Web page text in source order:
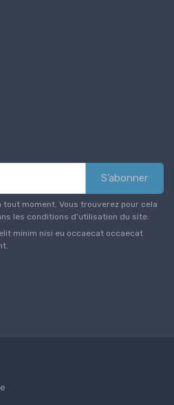
S’abonner
moment. Vous trouverez pour cela
les conditions d'utilisation du site.
minim nisi eu occaecat occaecat